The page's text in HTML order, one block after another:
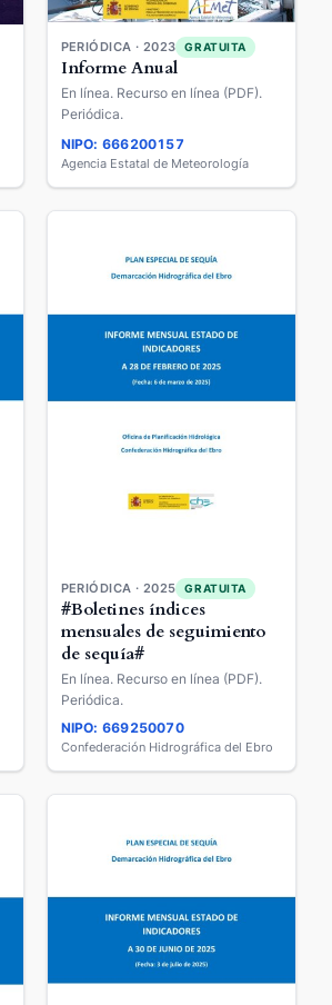
PERIÓDICA · 2023 GRATUITA
Informe Anual
En línea. Recurso en línea (PDF).
Periódica.
NIPO: 666200157
Agencia Estatal de Meteorología
PERIÓDICA · 2025 GRATUITA
#Boletines índices
mensuales de seguimiento
de sequía#
En línea. Recurso en línea (PDF).
Periódica.
NIPO: 669250070
Confederación Hidrográfica del Ebro